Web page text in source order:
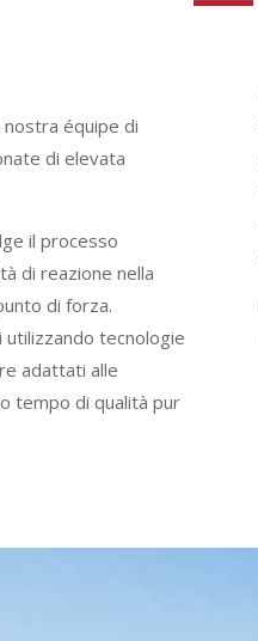
équipe di
di elevata
il processo
di reazione nella
di forza.
tecnologie
adattati alle
tempo di qualità pur